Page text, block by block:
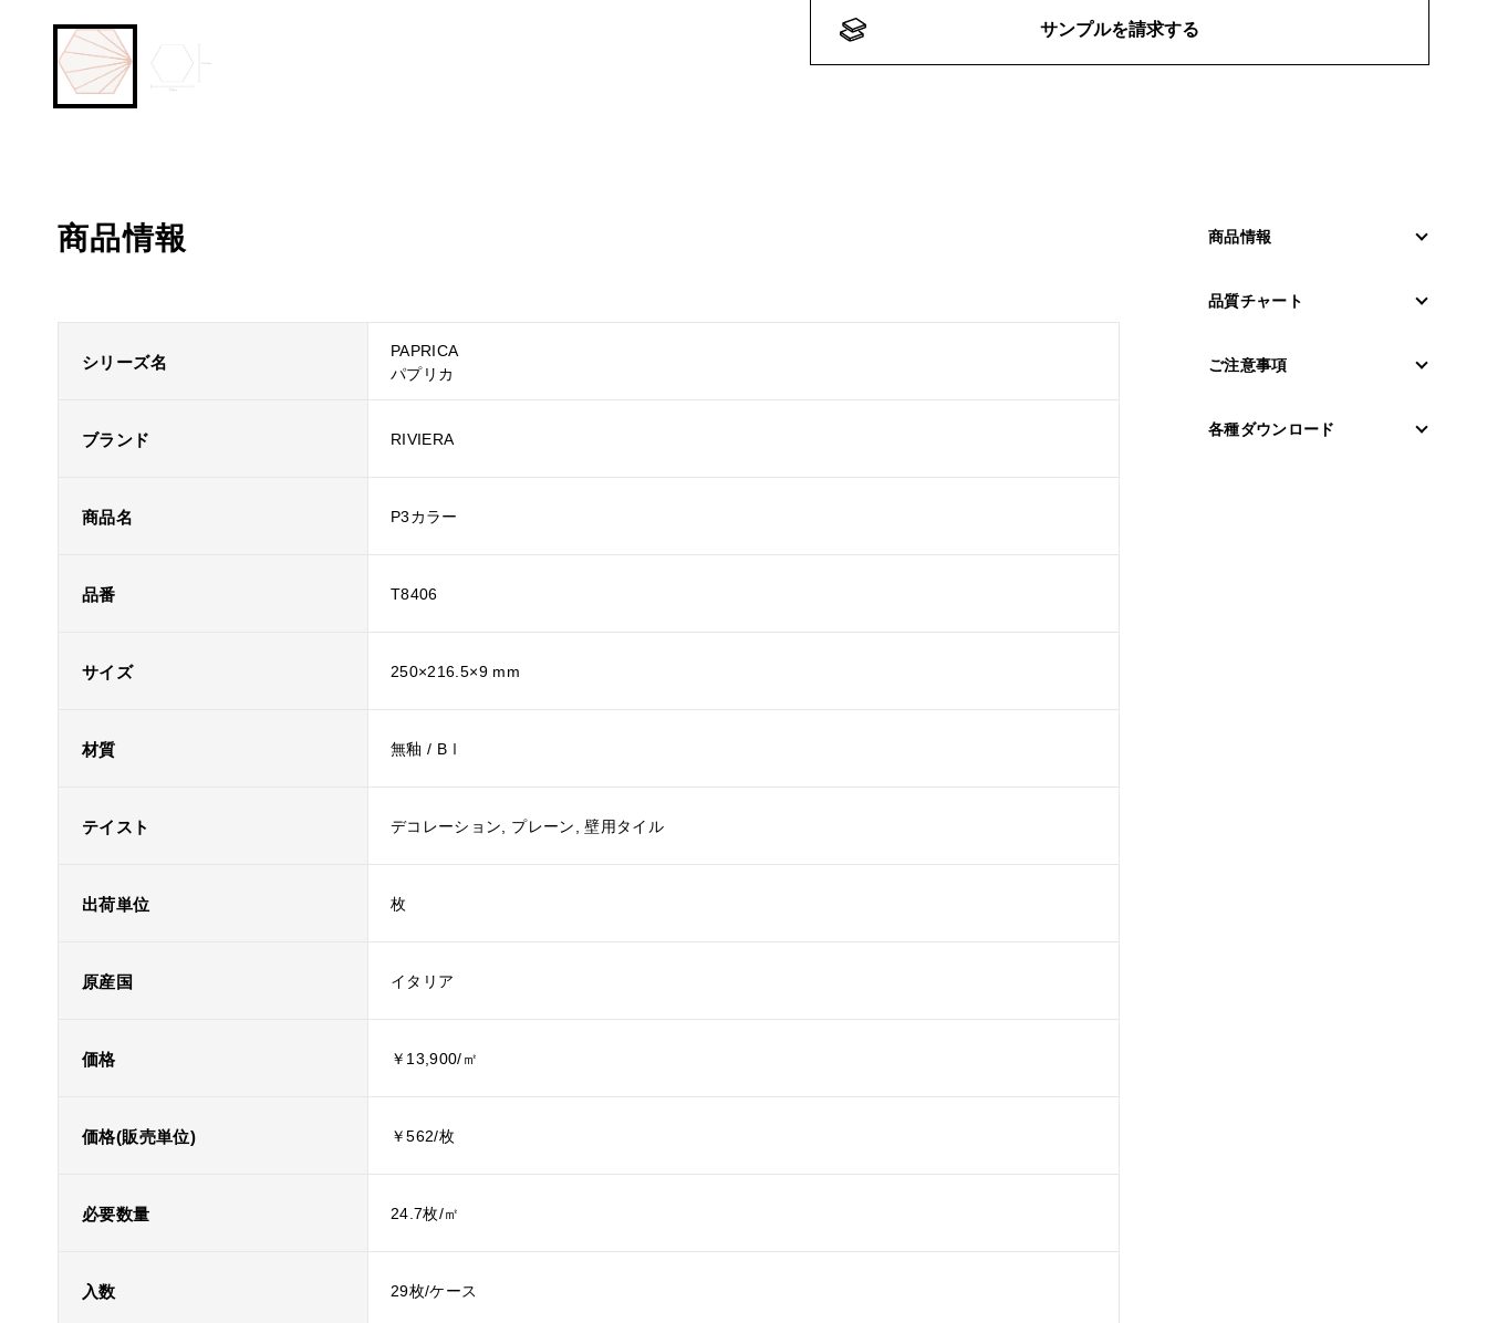
サンプルを請求する
商品情報
品質チャート
ご注意事項
各種ダウンロード
商品情報
シリーズ名
PAPRICA
パプリカ
ブランド RIVIERA
商品名 P3カラー
品番 T8406
サイズ 250×216.5×9 mm
材質 無釉 / BⅠ
テイスト デコレーション, プレーン, 壁用タイル
出荷単位 枚
原産国 イタリア
価格 ￥13,900/㎡
価格(販売単位) ￥562/枚
必要数量 24.7枚/㎡
入数 29枚/ケース